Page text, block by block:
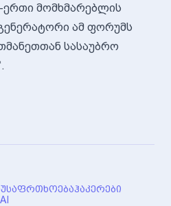
მომხმარებლის
ამ ფორუმს
სასაუბრო
ᲰᲐᲙᲔᲠᲔᲑᲘ